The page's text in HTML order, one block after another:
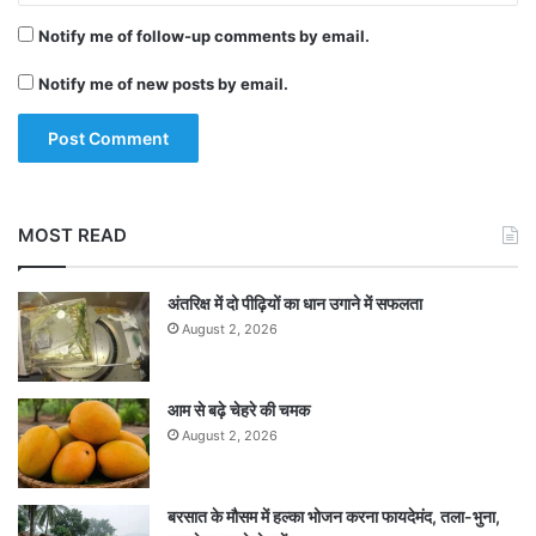
नबी ने 55 गेंदों का सामना किया और चार चौकों के अलावा
बल्लेबाजों से पहले अफगानिस्तान के गेंदबाजों ने भी भारत की
कड़ी परीक्षा ली। भारत के सिर्फ दो बल्लेबाज- विराट कोहली
रन था तभी मुजीब ने रोहित शर्मा (1) को बोल्ड कर भारत को
बड़ा झटका दिया।
कोहली और लोकेश राहुल ने अच्छी तरह टीम को संभाला
और कुछ हद तक रनगति भी बढ़ाई, लेकिन राहुल, नबी की
गेंद पर रिवर्स स्वीप करने की गलती कर बैठे और शॉर्ट थर्ड
Notify me of follow-up comments by email.
Notify me of new posts by email.
MOST READ
अंतरिक्ष में दो पीढ़ियों का धान उगाने में सफलता
August 2, 2026
आम से बढ़े चेहरे की चमक
August 2, 2026
बरसात के मौसम में हल्का भोजन करना फायदेमंद, तला-भुना,